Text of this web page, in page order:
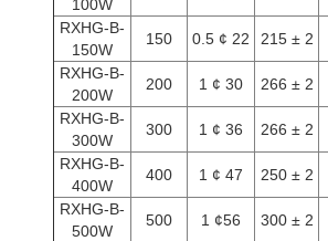
100W
RXHG-B-
150W
150 0.5 ¢ 22 215 ± 2
RXHG-B-
200W
200 1 ¢ 30 266 ± 2
RXHG-B-
300W
300 1 ¢ 36 266 ± 2
RXHG-B-
400W
400 1 ¢ 47 250 ± 2
RXHG-B-
500W
500 1 ¢56 300 ± 2